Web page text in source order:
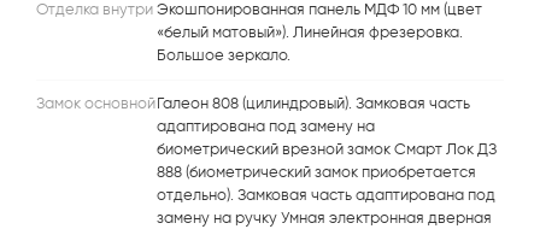
Отделка внутри Экошпонированная панель МДФ 10 мм (цвет
«белый матовый»). Линейная фрезеровка.
Большое зеркало.
Замок основной Галеон 808 (цилиндровый). Замковая часть
адаптирована под замену на
биометрический врезной замок Смарт Лок ДЗ
888 (биометрический замок приобретается
отдельно). Замковая часть адаптирована под
замену на ручку Умная электронная дверная